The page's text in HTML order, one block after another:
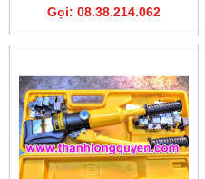
TẤN LZ-400C XC TOOLS
Gọi: 08.38.214.062